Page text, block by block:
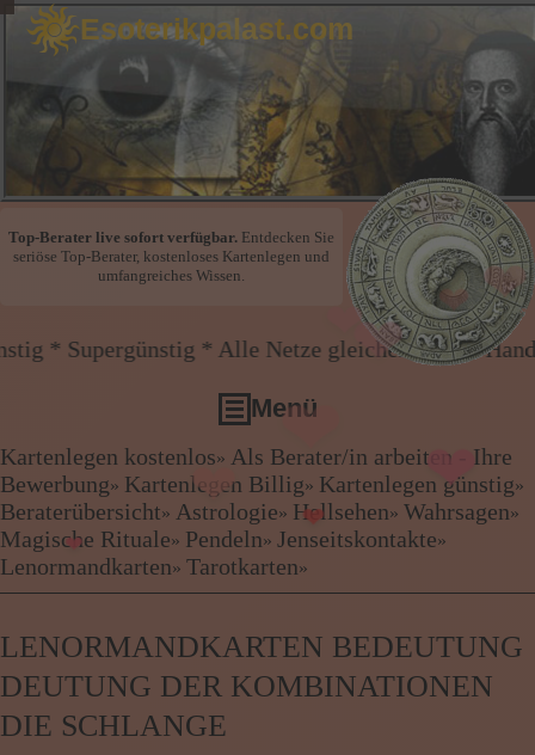
❤
❤
❤
❤
❤
❤
❤
❤
❤
❤
Esoterikpalast.com
Top-Berater live sofort verfügbar.Entdecken Sie
seriöse Top-Berater, kostenloses Kartenlegen und
umfangreiches Wissen.
* Alle Netze gleicher Preis * Handy und
Menü
Kartenlegen kostenlos
Als Berater/in arbeiten - Ihre Bewerbung
Kartenlegen Billig
Kartenlegen günstig
Beraterübersicht
Hellsehen
Wahrsagen
Magische Rituale
Pendeln
Kartenlegen kostenlos» Als Berater/in arbeiten - Ihre
Bewerbung» Kartenlegen Billig» Kartenlegen günstig»
Beraterübersicht» Astrologie» Hellsehen» Wahrsagen»
Magische Rituale» Pendeln» Jenseitskontakte»
Lenormandkarten» Tarotkarten»
LENORMANDKARTEN BEDEUTUNG
DEUTUNG DER KOMBINATIONEN
DIE SCHLANGE